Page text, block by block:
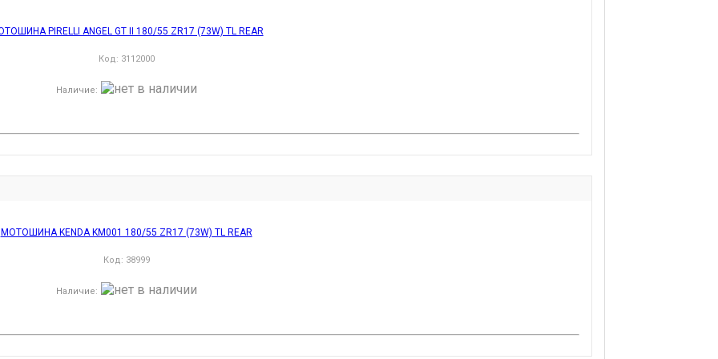
PIRELLI ANGEL GT II 180/55 ZR17 (73W) TL REAR
Код: 3112000
Наличие:
МОТОШИНА KENDA KM001 180/55 ZR17 (73W) TL REAR
Код: 38999
Наличие: